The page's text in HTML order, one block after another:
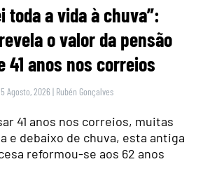
toda a vida à chuva”:
o valor da pensão
41 anos nos correios
Agosto, 2026 | Rubén Gonçalves
41 anos nos correios, muitas
e debaixo de chuva, esta antiga
reformou-se aos 62 anos